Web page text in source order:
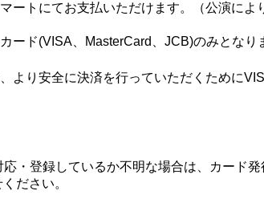
ートにてお支払いただけます。（公演によ
ド(VISA、MasterCard、JCB)のみとなり
より安全に決済を行っていただくために
・登録しているか不明な場合は、カード
ださい。